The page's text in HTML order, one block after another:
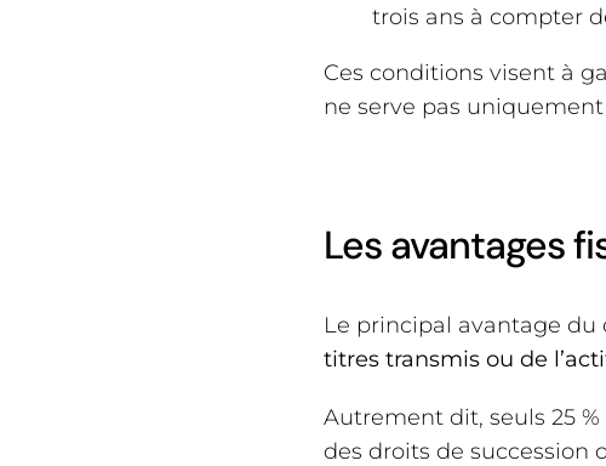
trois ans à compter
Ces conditions visent à
ne serve pas
Les avantages
Le principal avantage du
titres transmis ou de
Autrement dit, seuls 25
des droits de succession